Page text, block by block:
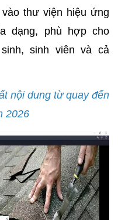
thư viện hiệu ứng
dạng, phù hợp cho
sinh viên và cả
nội dung từ quay đến
2026